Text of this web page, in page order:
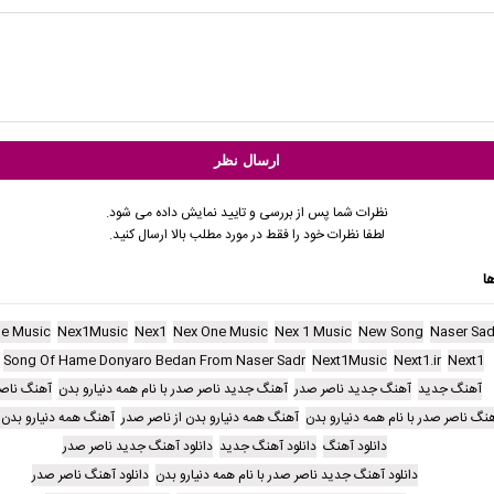
نظرات شما پس از بررسی و تایید نمایش داده می شود.
لطفا نظرات خود را فقط در مورد مطلب بالا ارسال کنید.
Naser
New Song
Nex 1 Music
Nex One Music
Nex1
Nex1Music
Music
Next1
Next1.ir
Next1Music
Song Of Hame Donyaro Bedan From Naser Sadr
آهنگ جدید آهنگ جدید ناصر صدر آهنگ جدید ناصر صدر با نام همه دنیارو بدن آهنگ
ناصر صدر با نام همه دنیارو بدن آهنگ همه دنیارو بدن از ناصر صدر آهنگ همه دنیارو
دانلود آهنگ دانلود آهنگ جدید دانلود آهنگ جدید ناصر صدر
دانلود آهنگ جدید ناصر صدر با نام همه دنیارو بدن دانلود آهنگ ناصر صدر